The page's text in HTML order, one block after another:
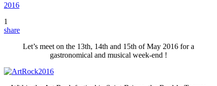
2016
1
share
Let’s meet on the 13th, 14th and 15th of May 2016 for a
gastronomical and musical week-end !